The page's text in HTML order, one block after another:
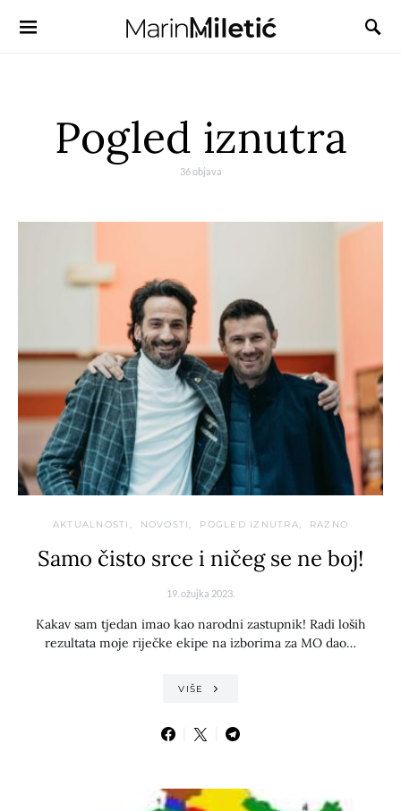
Pogled iznutra
36 objava
AKTUALNOSTI NOVOSTI POGLED IZNUTRA RAZNO
Samo čisto srce i ničeg se ne boj!
19. ožujka 2023.
Kakav sam tjedan imao kao narodni zastupnik! Radi loših
rezultata moje riječke ekipe na izborima za MO dao…
VIŠE